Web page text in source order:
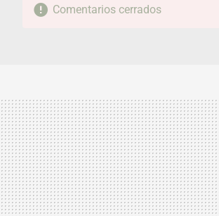
Comentarios cerrados